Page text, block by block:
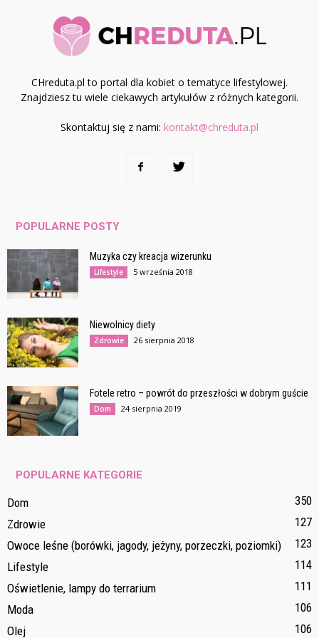
CHreduta.pl to portal dla kobiet o tematyce lifestylowej.
Znajdziesz tu wiele ciekawych artykułów z różnych kategorii.
Skontaktuj się z nami: kontakt@chreduta.pl
POPULARNE POSTY
Muzyka czy kreacja wizerunku
Lifestyle 5 września 2018
Niewolnicy diety
Zdrowie 26 sierpnia 2018
Fotele retro – powrót do przeszłości w dobrym guście
Dom 24 sierpnia 2019
POPULARNE KATEGORIE
Dom
350
Zdrowie
127
Owoce leśne (borówki, jagody, jeżyny, porzeczki, poziomki)
123
Lifestyle
114
Oświetlenie, lampy do terrarium
111
Moda
106
Olej
106